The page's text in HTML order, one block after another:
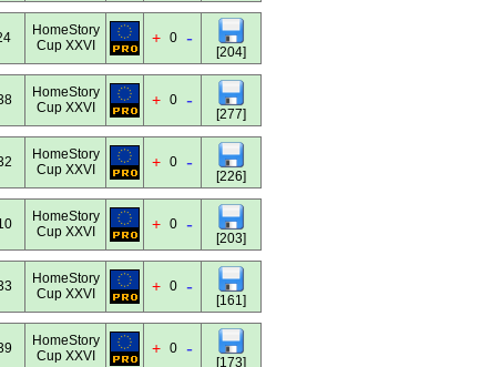
HomeStory
Cup XXVI
+ 0 -
[204]
HomeStory
Cup XXVI
+ 0 -
[277]
HomeStory
Cup XXVI
+ 0 -
[226]
HomeStory
Cup XXVI
+ 0 -
[203]
HomeStory
Cup XXVI
+ 0 -
[161]
HomeStory
Cup XXVI
+ 0 -
[173]